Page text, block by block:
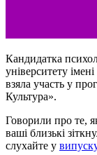
Кандидатка
університету
взяла участь у
Культура».
Говорили про те,
ваші близькі
слухайте у